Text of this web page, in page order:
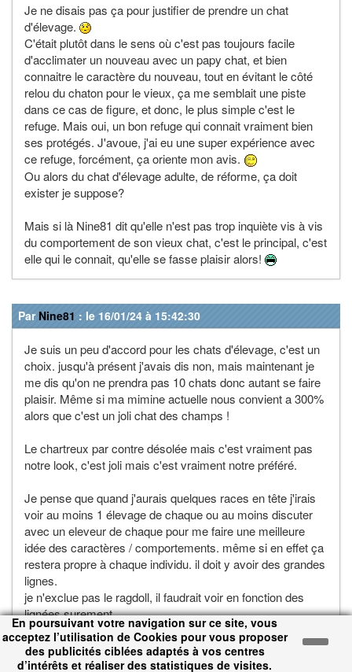
Je ne disais pas ça pour justifier de prendre un chat
d'élevage.
C'était plutôt dans le sens où c'est pas toujours facile
d'acclimater un nouveau avec un papy chat, et bien
connaitre le caractère du nouveau, tout en évitant le côté
relou du chaton pour le vieux, ça me semblait une piste
dans ce cas de figure, et donc, le plus simple c'est le
refuge. Mais oui, un bon refuge qui connait vraiment bien
ses protégés. J'avoue, j'ai eu une super expérience avec
ce refuge, forcément, ça oriente mon avis.
Ou alors du chat d'élevage adulte, de réforme, ça doit
exister je suppose?
Mais si là Nine81 dit qu'elle n'est pas trop inquiète vis à vis
du comportement de son vieux chat, c'est le principal, c'est
elle qui le connait, qu'elle se fasse plaisir alors!
Par Nine81 : le 16/01/24 à 15:42:30
Je suis un peu d'accord pour les chats d'élevage, c'est un
choix. jusqu'à présent j'avais dis non, mais maintenant je
me dis qu'on ne prendra pas 10 chats donc autant se faire
plaisir. Même si ma mimine actuelle nous convient a 300%
alors que c'est un joli chat des champs !
Le chartreux par contre désolée mais c'est vraiment pas
notre look, c'est joli mais c'est vraiment notre préféré.
Je pense que quand j'aurais quelques races en tête j'irais
voir au moins 1 élevage de chaque ou au moins discuter
avec un eleveur de chaque pour me faire une meilleure
idée des caractères / comportements. même si en effet ça
restera propre à chaque individu. il doit y avoir des grandes
lignes.
je n'exclue pas le ragdoll, il faudrait voir en fonction des
lignées surement.
Page:< <|7|8|9|10|11|12|13 |14|15|16
En poursuivant votre navigation sur ce site, vous
acceptez l’utilisation de Cookies pour vous proposer
des publicités ciblées adaptés à vos centres
d’intérêts et réaliser des statistiques de visites.